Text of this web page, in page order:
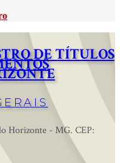
DE TÍTULOS
Horizonte - MG. CEP: